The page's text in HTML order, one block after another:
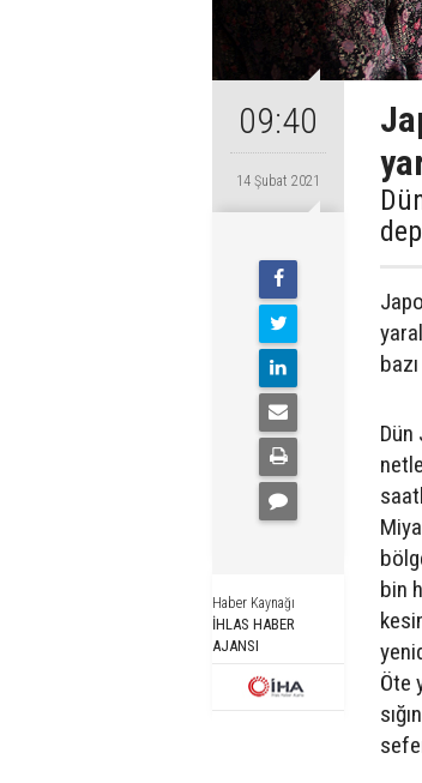
09:40
14 Şubat 2021
Haber Kaynağı
İHLAS HABER
AJANSI
Dün
bin
Öte